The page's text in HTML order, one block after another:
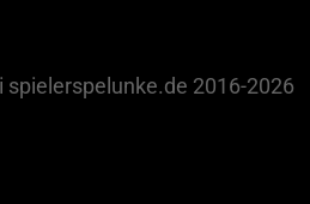
spielerspelunke.de 2016-2026